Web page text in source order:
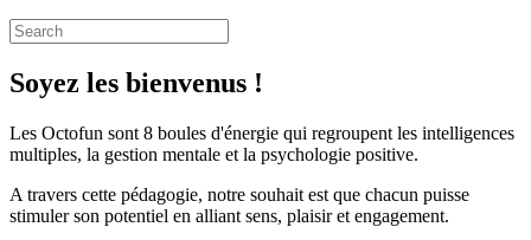
Soyez les bienvenus !
Les Octofun sont 8 boules d'énergie qui regroupent les intelligences
multiples, la gestion mentale et la psychologie positive.
A travers cette pédagogie, notre souhait est que chacun puisse
stimuler son potentiel en alliant sens, plaisir et engagement.